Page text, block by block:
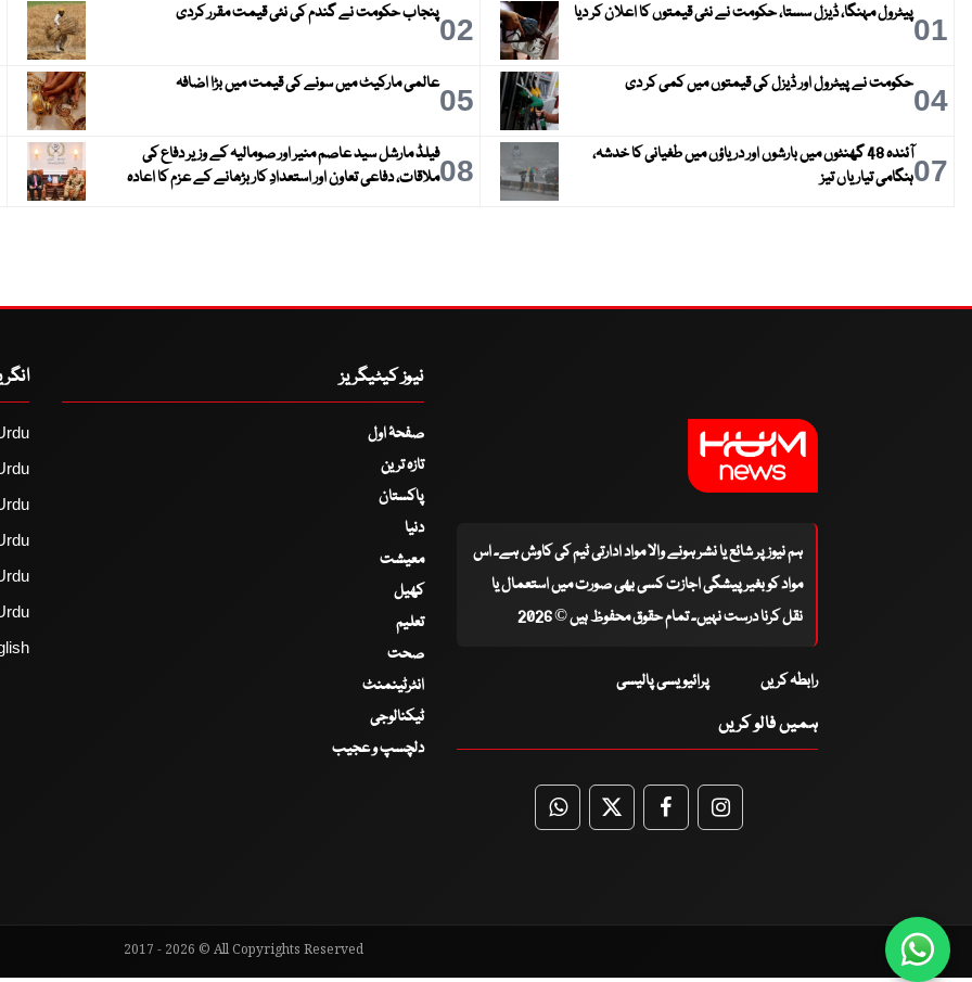
01پیٹرول مہنگا، ڈیزل سستا، حکومت نے نئی قیمتوں کا اعلان کر دیا 02پنجاب حکومت نے گندم کی نئی قیمت مقرر کردی
04حکومت نے پیٹرول اور ڈیزل کی قیمتوں میں کمی کر دی 05عالمی مارکیٹ میں سونے کی قیمت میں بڑا اضافہ
07
آئندہ 48 گھنٹوں میں بارشوں اور دریاؤں میں طغیانی کا خدشہ،
ہنگامی تیاریاں تیز
08فیلڈ مارشل سید عاصم منیر اور صومالیہ کے وزیر دفاع کی
ملاقات، دفاعی تعاون اور استعدادِ کار بڑھانے کے عزم کا اعادہ
ہم نیوز پر شائع یا نشر ہونے والا مواد ادارتی ٹیم کی کاوش ہے۔ اس
مواد کو بغیر پیشگی اجازت کسی بھی صورت میں استعمال یا
نقل کرنا درست نہیں۔ تمام حقوق محفوظ ہیں © 2026
رابطہ کریں پرائیویسی پالیسی
ہمیں فالو کریں
WhatsApp
TwitterFacebookFacebook
نیوز کیٹیگریز
صفحۂ اول
تازہ ترین
پاکستان
دنیا
معیشت
کھیل
تعلیم
صحت
انٹرٹینمنٹ
ٹیکنالوجی
دلچسپ و عجیب
2017 - 2026 © All Copyrights Reserved